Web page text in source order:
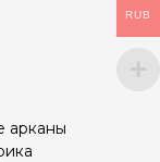
арканы
RUB